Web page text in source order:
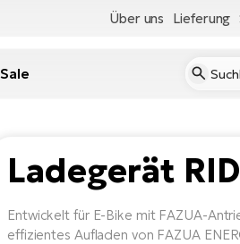
Über uns Lieferung
Sale
Ladegerät
Entwickelt für E-Bike mit FAZUA-
effizientes Aufladen von FAZUA